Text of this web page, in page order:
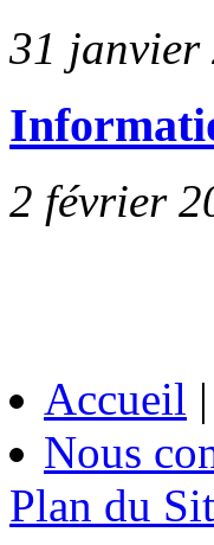
31 janvier
2 février
Accueil |
Nous
Plan du